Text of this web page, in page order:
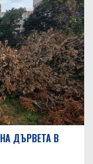
ДЪРВЕТА В